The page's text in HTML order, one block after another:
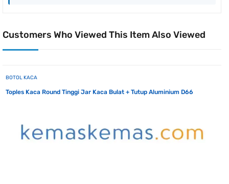
Customers Who Viewed This Item Also Viewed
BOTOL KACA
Toples Kaca Round Tinggi Jar Kaca Bulat + Tutup Aluminium D66